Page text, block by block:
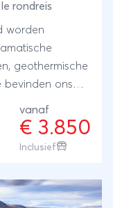
rondreis
worden
geothermische
bevinden ons
biedt het hele
zoals
vanaf
€ 3.850
Inclusief